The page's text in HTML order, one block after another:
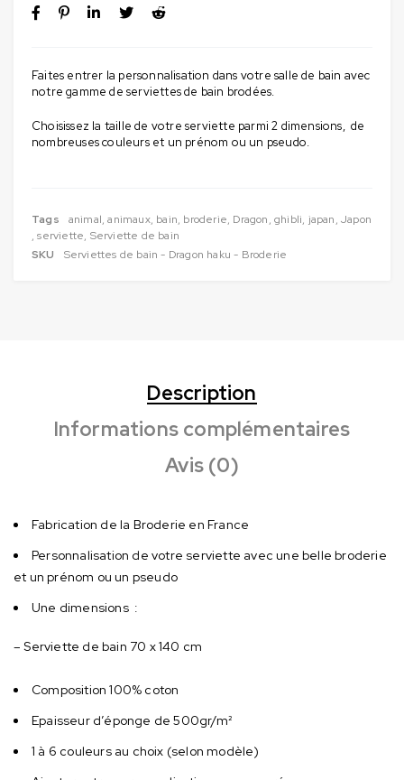
Faites entrer la personnalisation dans votre salle de bain avec
notre gamme de serviettes de bain brodées.
Choisissez la taille de votre serviette parmi 2 dimensions, de
nombreuses couleurs et un prénom ou un pseudo.
Tags animal,animaux, bain, broderie, Dragon,ghibli, japan,Japon
,serviette, Serviette de bain
SKU
Serviettes de bain - Dragon haku - Broderie
Description
Informations complémentaires
Avis (0)
Fabrication de la Broderie en France
Personnalisation de votre serviette avec une belle broderie
et un prénom ou un pseudo
Une dimensions :
– Serviette de bain 70 x 140 cm
Composition 100% coton
Epaisseur d’éponge de 500gr/m²
1 à 6 couleurs au choix (selon modèle)